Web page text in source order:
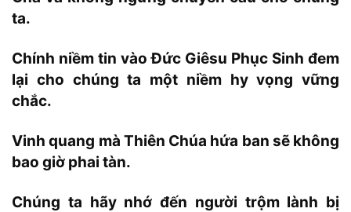
ta.
Chính niềm tin vào Đức Giêsu Phục Sinh đem
lại cho chúng ta một niềm hy vọng vững
chắc.
Vinh quang mà Thiên Chúa hứa ban sẽ không
bao giờ phai tàn.
Chúng ta hãy nhớ đến người trộm lành bị